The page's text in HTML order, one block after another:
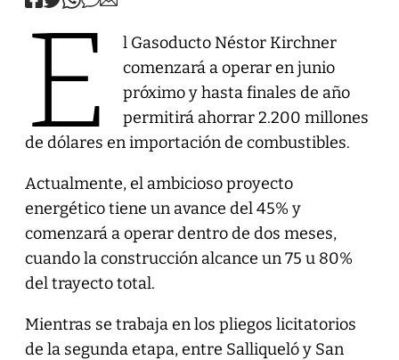
E
l Gasoducto Néstor Kirchner
comenzará a operar en junio
próximo y hasta finales de año
permitirá ahorrar 2.200 millones
de dólares en importación de combustibles.
Actualmente, el ambicioso proyecto
energético tiene un avance del 45% y
comenzará a operar dentro de dos meses,
cuando la construcción alcance un 75 u 80%
del trayecto total.
Mientras se trabaja en los pliegos licitatorios
de la segunda etapa, entre Salliqueló y San